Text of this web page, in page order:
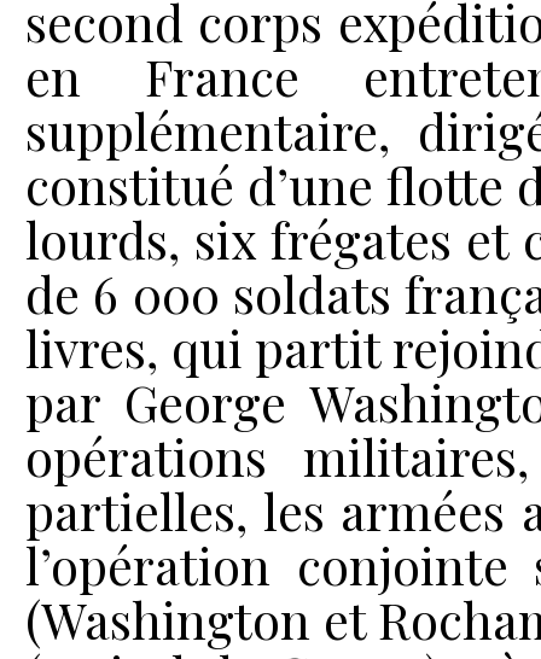
second corps
en France
supplémentaire,
constitué d’une flotte
lourds, six frégates et
de 6 000 soldats
livres, qui partit
par George
opérations
partielles, les armées
l’opération
(Washington et